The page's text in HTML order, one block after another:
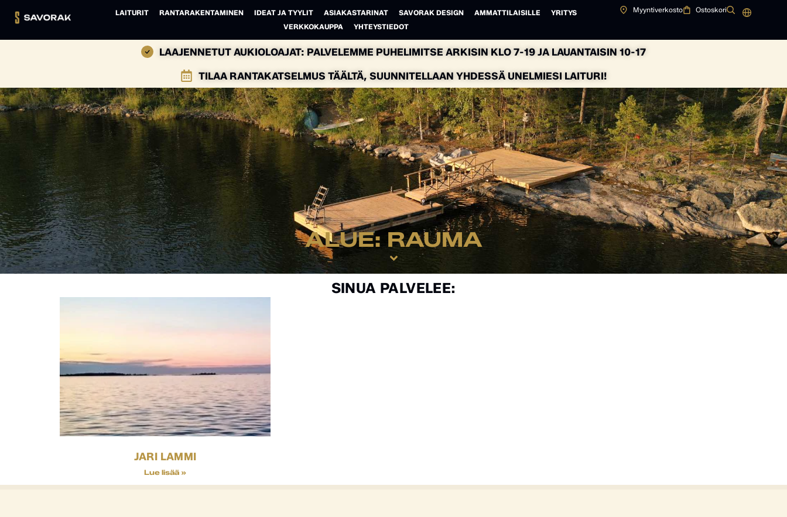
LAITURIT RANTARAKENTAMINEN IDEAT JA TYYLIT ASIAKASTARINAT SAVORAK DESIGN AMMATTILAISILLE
YRITYS
VERKKOKAUPPA
YHTEYSTIEDOT
Myyntiverkosto Ostoskori
LAAJENNETUT AUKIOLOAJAT: PALVELEMME PUHELIMITSE ARKISIN KLO 7-19 JA LAUANTAISIN 10-17
TILAA RANTAKATSELMUS TÄÄLTÄ, SUUNNITELLAAN YHDESSÄ UNELMIESI LAITURI!
ALUE: RAUMA
SINUA PALVELEE:
JARI LAMMI
Lue lisää »